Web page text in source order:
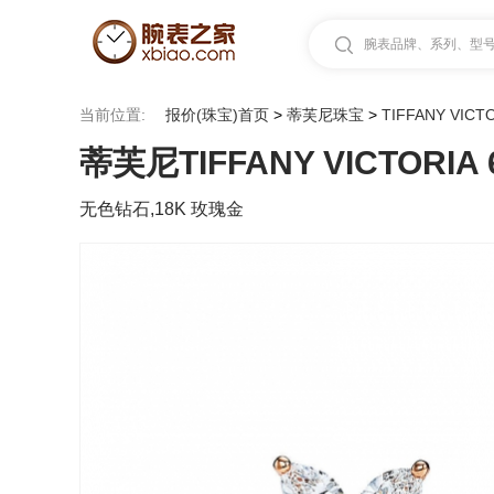
腕表品牌、系列、型
当前位置: 报价(珠宝)首页 > 蒂芙尼珠宝 > TIFFANY
蒂芙尼TIFFANY VICTORIA
无色钻石,18K 玫瑰金